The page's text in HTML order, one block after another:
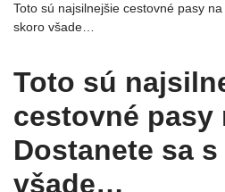
Toto sú najsilnejšie cestovné pasy
skoro všade…
Toto sú
cestovné pasy
Dostanete sa
všade…